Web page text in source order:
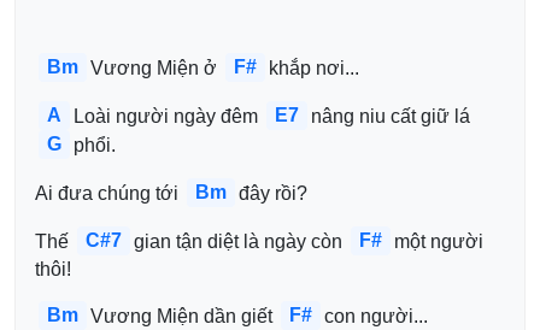
Bm Vương Miện ở F# khắp nơi...
A Loài người ngày đêm E7
nâng niu cất giữ lá
G
phổi.
Ai đưa chúng tới Bm đây rồi?
Thế C#7 gian tận diệt là ngày còn F#
một người
thôi!
Bm Vương Miện dần giết F# con người...